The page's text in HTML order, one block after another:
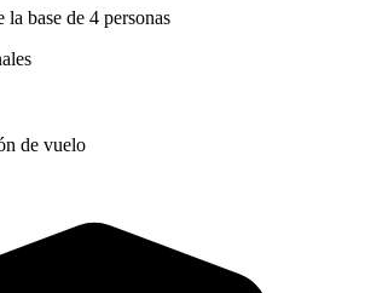
base de 4 personas
de vuelo